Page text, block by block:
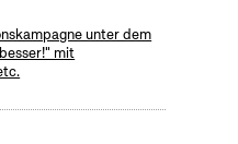
unter dem
mit